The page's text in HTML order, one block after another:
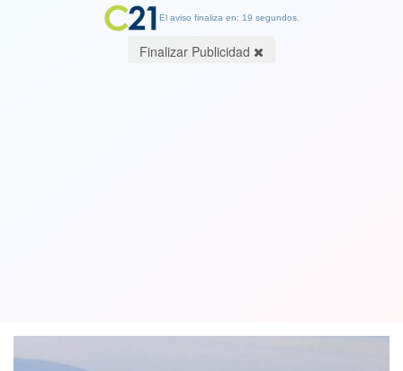
El aviso finaliza en: 18 segundos.
Finalizar Publicidad